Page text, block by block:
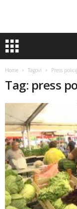
Home Tagovi Press
Tag: press